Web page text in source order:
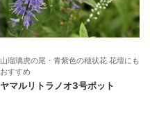
山瑠璃虎の尾・青紫色の穂状花 花壇にも
おすすめ
ヤマルリトラノオ3号ポット